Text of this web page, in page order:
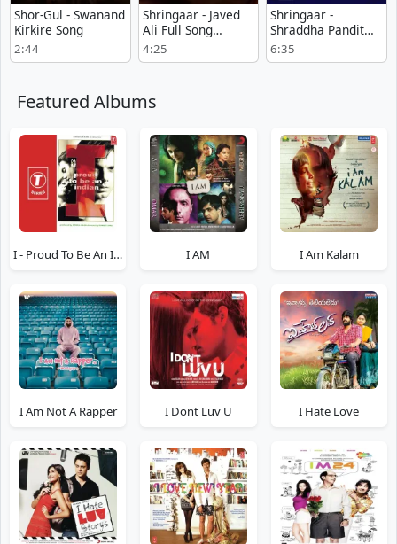
Shor-Gul - Swanand
Kirkire Song
2:44
Shringaar - Javed
Ali Full Song
Download
4:25
Shringaar -
Shraddha Pandit
Free MP3
Download
6:35
Featured Albums
I - Proud To Be An Indian I AM I Am Kalam
I Am Not A Rapper I Dont Luv U I Hate Love